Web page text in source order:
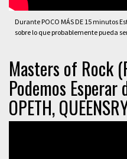
Durante POCO MÁS DE 15 minutos
sobre lo que probablemente pueda
Masters of Rock
Podemos
OPETH,